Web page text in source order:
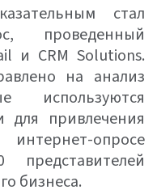
стал
проведенный
и CRM Solutions.
на анализ
используются
для привлечения
опросе
бизнеса.